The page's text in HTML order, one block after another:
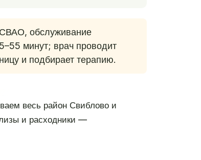
обслуживание
минут; врач проводит
и подбирает терапию.
весь район Свиблово и
и расходники —